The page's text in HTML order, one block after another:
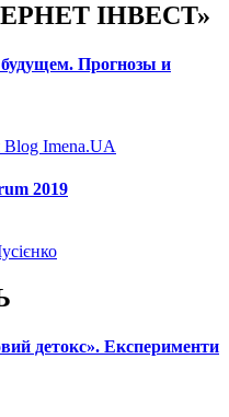
ІНВЕСТ»
Прогнозы и
Blog Imena.UA
2019
детокс». Експерименти